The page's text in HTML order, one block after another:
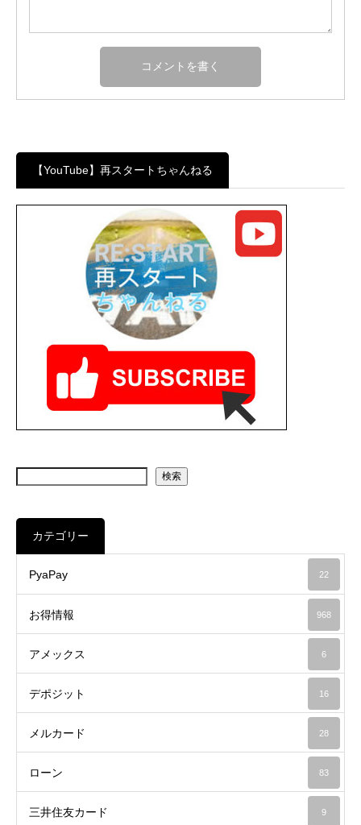
【YouTube】再スタートちゃんねる
検索
カテゴリー
PyaPay 22
お得情報 968
アメックス 6
デポジット 16
メルカード 28
ローン 83
三井住友カード 9